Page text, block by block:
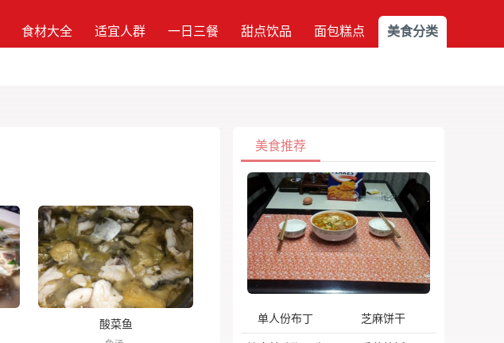
食材大全 适宜人群 一日三餐 甜点饮品 面包糕点 美食分类
酸菜鱼
美食推荐
单人份布丁 芝麻饼干